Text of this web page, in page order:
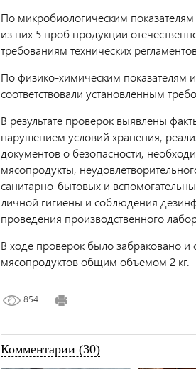
По микробиологическим
из них 5 проб продукции
требованиям технических
По физико-химическим показателям
соответствовали установленным
В результате проверок выявлены
нарушением условий хранения,
документов о безопасности,
мясопродукты,
санитарно-бытовых и
личной гигиены и соблюдения
проведения производственного
В ходе проверок было забраковано и
мясопродуктов общим объемом 2 кг.
854
Комментарии (30)